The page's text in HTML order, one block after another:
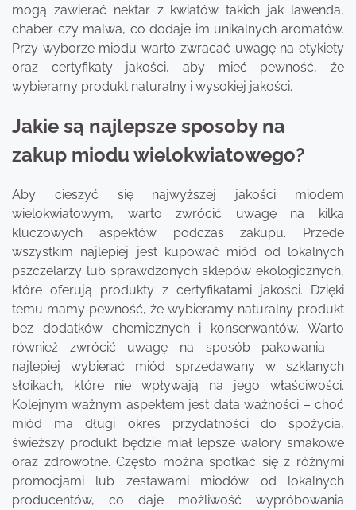
mogą zawierać nektar z kwiatów takich jak lawenda,
chaber czy malwa, co dodaje im unikalnych aromatów.
Przy wyborze miodu warto zwracać uwagę na etykiety
oraz certyfikaty jakości, aby mieć pewność, że
wybieramy produkt naturalny i wysokiej jakości.
Jakie są najlepsze sposoby na
zakup miodu wielokwiatowego?
Aby cieszyć się najwyższej jakości miodem
wielokwiatowym, warto zwrócić uwagę na kilka
kluczowych aspektów podczas zakupu. Przede
wszystkim najlepiej jest kupować miód od lokalnych
pszczelarzy lub sprawdzonych sklepów ekologicznych,
które oferują produkty z certyfikatami jakości. Dzięki
temu mamy pewność, że wybieramy naturalny produkt
bez dodatków chemicznych i konserwantów. Warto
również zwrócić uwagę na sposób pakowania –
najlepiej wybierać miód sprzedawany w szklanych
słoikach, które nie wpływają na jego właściwości.
Kolejnym ważnym aspektem jest data ważności – choć
miód ma długi okres przydatności do spożycia,
świeższy produkt będzie miał lepsze walory smakowe
oraz zdrowotne. Często można spotkać się z różnymi
promocjami lub zestawami miodów od lokalnych
producentów, co daje możliwość wypróbowania